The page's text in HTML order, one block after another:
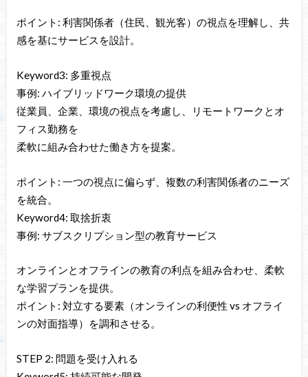
ポイント: 利害関係者（住民、観光客）の視点を理解し、共
感を基にサービスを設計。
Keyword3: 多重視点
事例: ハイブリッドワーク環境の提供
従業員、企業、環境の視点を考慮し、リモートワークとオ
フィス勤務を
柔軟に組み合わせた働き方を提案。
ポイント: 一つの視点に偏らず、複数の利害関係者のニーズ
を統合。
Keyword4: 取捨折衷
事例: サブスクリプション型の教育サービス
オンラインとオフラインの教育の利点を組み合わせ、柔軟
な学習プランを提供。
ポイント: 対立する要素（オンラインの利便性 vs オフライ
ンの対面指導）を調和させる。
STEP 2: 問題を受け入れる